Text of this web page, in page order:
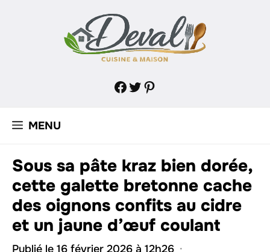
Facebook
Twitter
Pinterest
MENU
Sous sa pâte kraz bien dorée,
cette galette bretonne cache
des oignons confits au cidre
et un jaune d’œuf coulant
Publié le 16 février 2026 à 12h26 ·